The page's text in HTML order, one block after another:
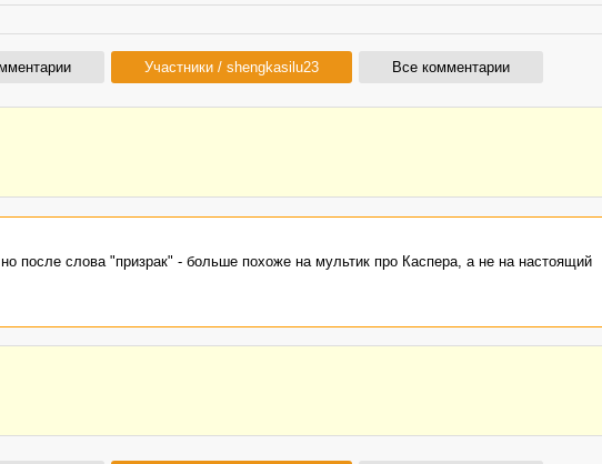
Участники / shengkasilu23 Все комментарии
после слова "призрак" - больше похоже на мультик про Каспера, а не на настоящий